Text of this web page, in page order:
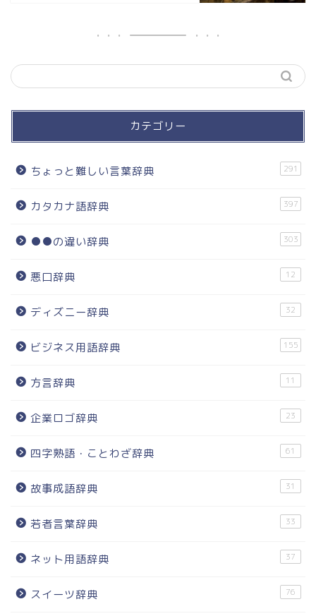
カテゴリー
ちょっと難しい言葉辞典 291
カタカナ語辞典 397
●●の違い辞典 303
悪口辞典 12
ディズニー辞典 32
ビジネス用語辞典 155
方言辞典 11
企業ロゴ辞典 23
四字熟語・ことわざ辞典 61
故事成語辞典 31
若者言葉辞典 33
ネット用語辞典 37
スイーツ辞典 76